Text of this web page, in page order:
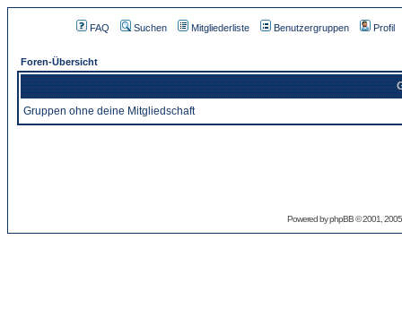
FAQ Suchen Mitgliederliste Benutzergruppen Profil
Foren-Übersicht
Gruppen ohne deine Mitgliedschaft
Powered byphpBB© 2001,